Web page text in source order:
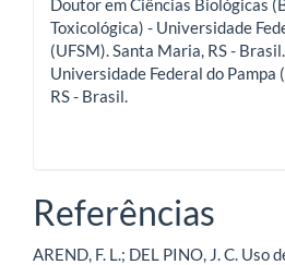
Doutor em Ciências Biológicas
Toxicológica) - Universidade
(UFSM). Santa Maria, RS -
Universidade Federal do Pampa
RS - Brasil.
Referências
AREND, F. L.; DEL PINO, J. C. Uso